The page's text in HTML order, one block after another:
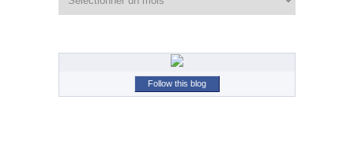
Follow this blog